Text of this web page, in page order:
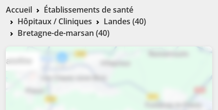
Accueil
Établissements de santé
Hôpitaux / Cliniques
Landes (40)
Bretagne-de-marsan (40)